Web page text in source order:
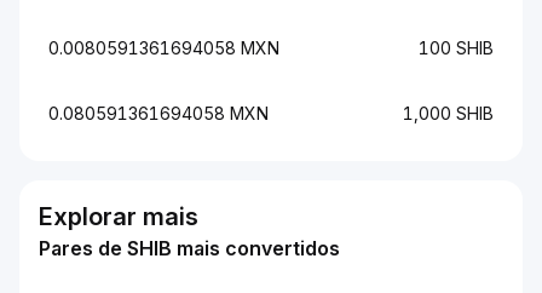
0.0080591361694058 MXN 100 SHIB
0.080591361694058 MXN 1,000 SHIB
Explorar mais
Pares de SHIB mais convertidos